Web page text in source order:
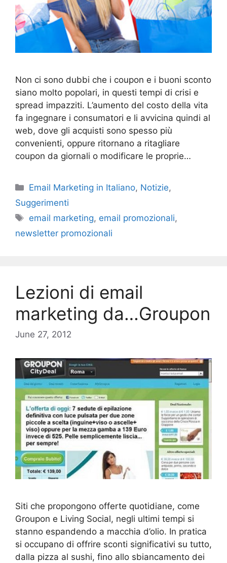
Non ci sono dubbi che i coupon e i buoni sconto
siano molto popolari, in questi tempi di crisi e
spread impazziti. L’aumento del costo della vita
fa ingegnare i consumatori e li avvicina quindi al
web, dove gli acquisti sono spesso più
convenienti, oppure ritornano a ritagliare
coupon da giornali o modificare le proprie…
Categories
Email Marketing in Italiano, Notizie,
Suggerimenti
Tags
email marketing, email promozionali,
newsletter promozionali
Lezioni di email
marketing da…Groupon
June 27, 2012
Siti che propongono offerte quotidiane, come
Groupon e Living Social, negli ultimi tempi si
stanno espandendo a macchia d’olio. In pratica
si occupano di offrire sconti significativi su tutto,
dalla pizza al sushi, fino allo sbiancamento dei